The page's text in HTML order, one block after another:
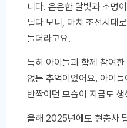
니다. 은은한 달빛과 조명
닐다 보니, 마치 조선시대
들더라고요.
특히 아이들과 함께 참여
없는 추억이었어요. 아이
반짝이던 모습이 지금도 생
올해 2025년에도 현충사